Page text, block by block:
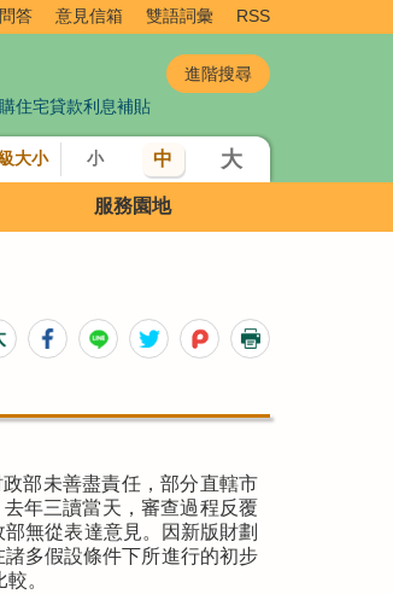
答 意見信箱 雙語詞彙 RSS
住宅貸款利息補貼
大小 小 中 大
服務園地
部未善盡責任，部分直轄市
年三讀當天，審查過程反覆
無從表達意見。因新版財劃
多假設條件下所進行的初步
。